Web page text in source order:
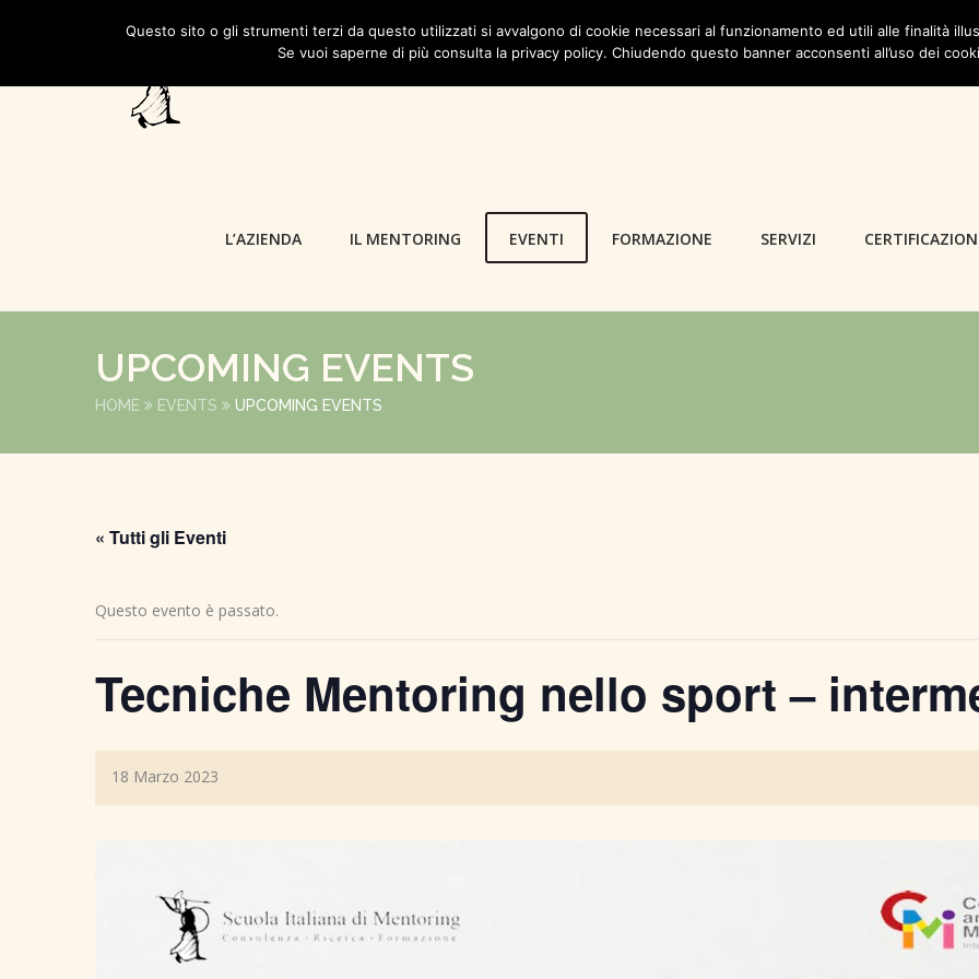
L’AZIENDA IL MENTORING EVENTI FORMAZIONE SERVIZI
UPCOMING EVENTS
HOME EVENTS UPCOMING EVENTS
« Tutti gli Eventi
Questo evento è passato.
Tecniche Mentoring nello sport –
18 Marzo 2023
Questo sito o gli strumenti terzi da questo utilizzati si avvalgono di cookie necessari al funzionamento ed utili alle finalità
Se vuoi saperne di più consulta la privacy policy. Chiudendo questo banner acconsenti all’uso dei